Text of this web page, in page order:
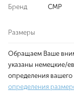
Бренд
CMP
Размеры
Обращаем Ваше
указаны немецкие/
определения вашего
определения